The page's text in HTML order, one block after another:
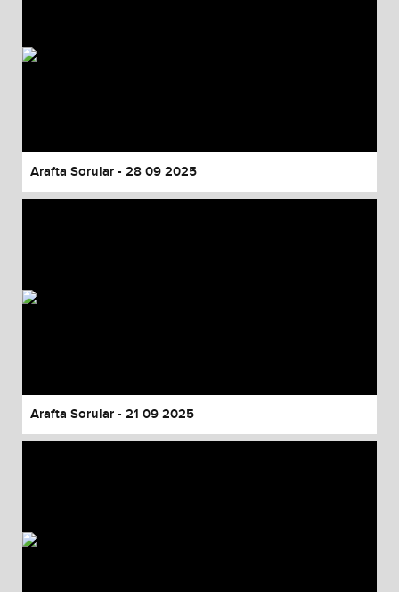
Arafta Sorular - 28 09 2025
Arafta Sorular - 21 09 2025